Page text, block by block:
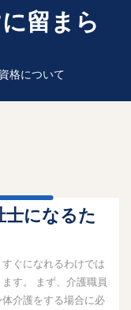
留まら
格について
士になるた
ぐになれるわけでは
す。 まず、介護職員
介護をする場合に必